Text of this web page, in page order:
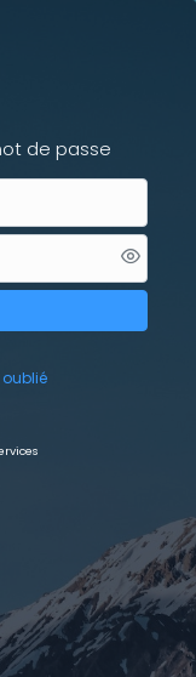
de passe